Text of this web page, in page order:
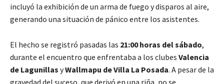
incluyó la exhibición de un arma de fuego y disparos al aire,
generando una situación de pánico entre los asistentes.
El hecho se registró pasadas las 21:00 horas del sábado,
durante el encuentro que enfrentaba a los clubes Valencia
de Lagunillas yWallmapu de Villa La Posada. A pesar de la